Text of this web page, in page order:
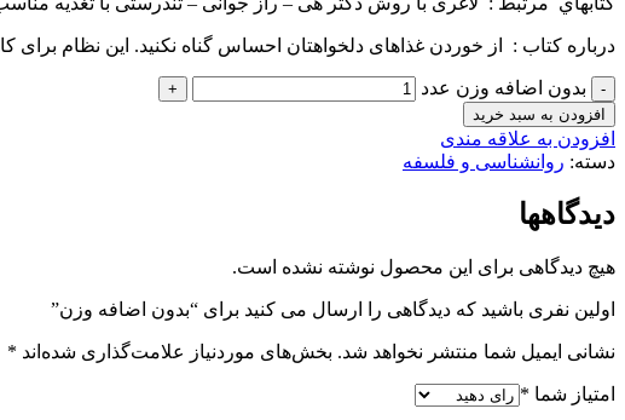
درباره كتاب : از خوردن غذاهای دلخواهتان احساس گناه نکنید. این نظام
بدون اضافه وزن عدد
افزودن به سبد خرید
افزودن به علاقه مندی
دسته: روانشناسی و فلسفه
دیدگاهها
هیچ دیدگاهی برای این محصول نوشته نشده است.
اولین نفری باشید که دیدگاهی را ارسال می کنید برای “بدون اضافه وزن”
نشانی ایمیل شما منتشر نخواهد شد. بخش‌های موردنیاز علامت‌گذاری شده‌اند *
امتیاز شما *